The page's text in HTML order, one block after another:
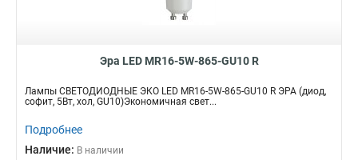
Эра LED MR16-5W-865-GU10 R
Лампы СВЕТОДИОДНЫЕ ЭКО LED MR16-5W-865-GU10 R ЭРА (диод,
софит, 5Вт, хол, GU10)Экономичная свет...
Подробнее
Наличие: В наличии